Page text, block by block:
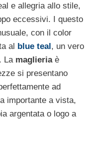
e allegria allo stile,
eccessivi. I questo
con il color
al blue teal, un vero
La maglieriaè
si presentano
ad
importante a vista,
argentata o logo a